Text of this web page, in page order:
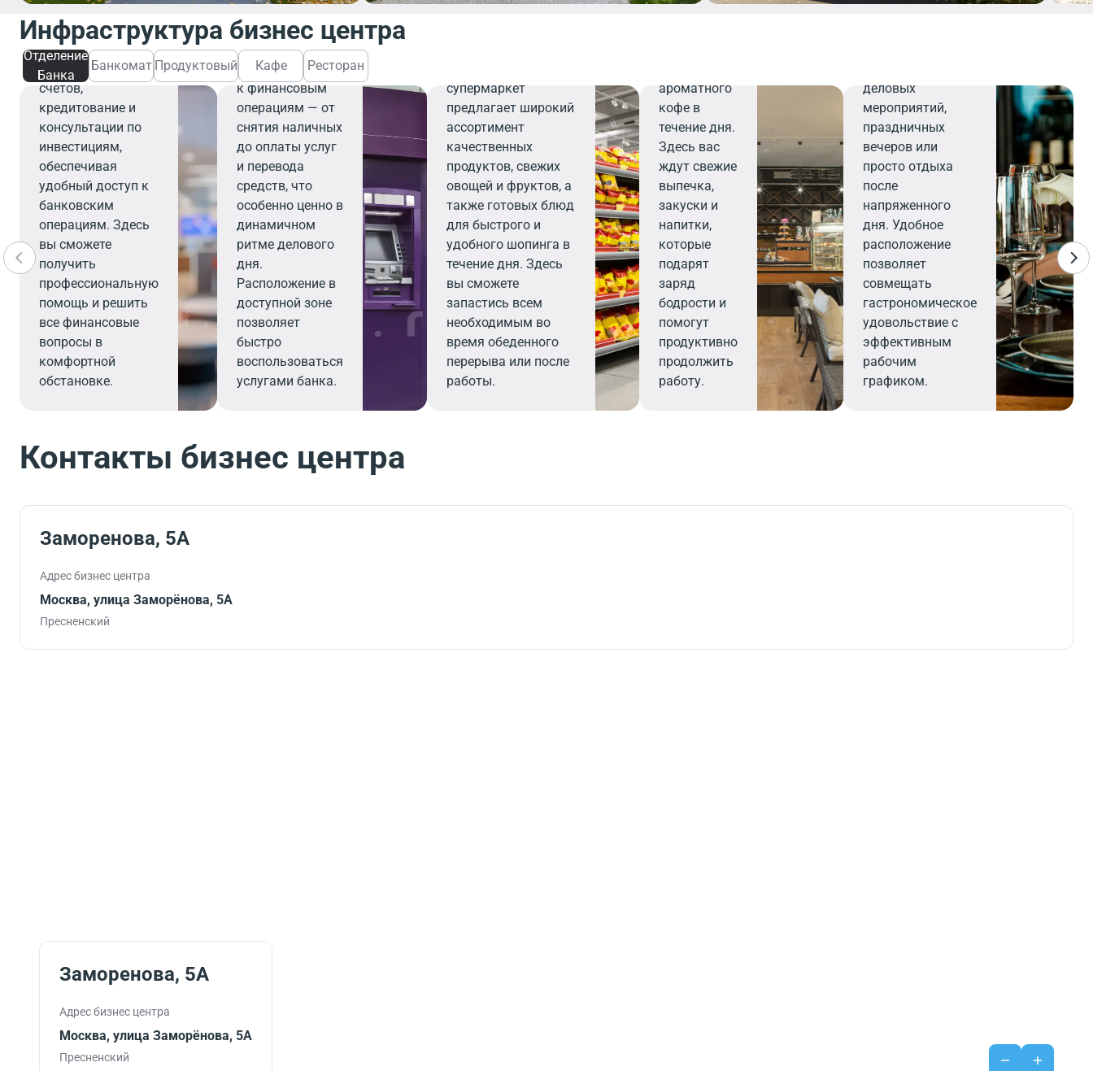
Инфраструктура бизнес центра
Отделение
Банка
Банкомат Продуктовый Кафе Ресторан
широкий спектр
финансовых услуг,
включая открытие
счетов,
кредитование и
консультации по
инвестициям,
обеспечивая
удобный доступ к
банковским
операциям. Здесь
вы сможете
получить
профессиональную
помощь и решить
все финансовые
вопросы в
комфортной
обстановке.
обеспечивает
быстрый и
удобный доступ
к финансовым
операциям — от
снятия наличных
до оплаты услуг
и перевода
средств, что
особенно ценно в
динамичном
ритме делового
дня.
Расположение в
доступной зоне
позволяет
быстро
воспользоваться
услугами банка.
супермаркет
предлагает широкий
ассортимент
качественных
продуктов, свежих
овощей и фруктов, а
также готовых блюд
для быстрого и
удобного шопинга в
течение дня. Здесь
вы сможете
запастись всем
необходимым во
время обеденного
перерыва или после
работы.
ароматного
кофе в
течение дня.
Здесь вас
ждут свежие
выпечка,
закуски и
напитки,
которые
подарят
заряд
бодрости и
помогут
продуктивно
продолжить
работу.
деловых
мероприятий,
праздничных
вечеров или
просто отдыха
после
напряженного
дня. Удобное
расположение
позволяет
совмещать
гастрономическое
удовольствие с
эффективным
рабочим
графиком.
Контакты бизнес центра
Заморенова, 5А
Адрес бизнес центра
Москва, улица Заморёнова, 5А
Пресненский
Заморенова, 5А
Адрес бизнес центра
Москва, улица Заморёнова, 5А
Пресненский